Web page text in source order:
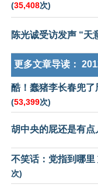
(35,408次)
陈光诚受访发声 “天
更多文章导读：
酷！蠢猪李长春兜
(53,399次)
胡中央的屁还是有点
不笑话：党指到哪里
次)